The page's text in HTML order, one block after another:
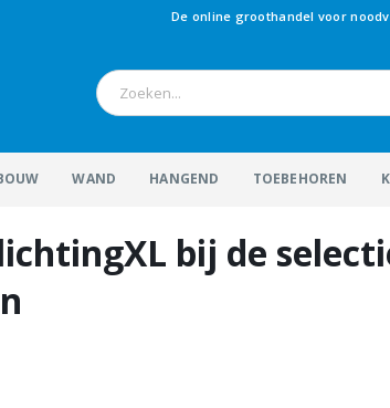
De online groothandel voor
WAND HANGEND TOEBEHOREN
bij de